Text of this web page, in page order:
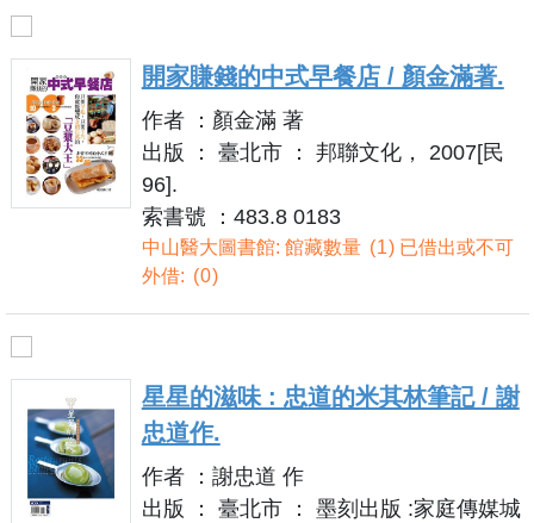
開家賺錢的中式早餐店 / 顏金滿著.
作者 ：顏金滿 著
出版 ： 臺北市 ： 邦聯文化， 2007[民
96].
索書號 ：483.8 0183
中山醫大圖書館: 館藏數量 1 已借出或不可
外借:
0
星星的滋味 : 忠道的米其林筆記 / 謝
忠道作.
作者 ：謝忠道 作
出版 ： 臺北市 ： 墨刻出版 :家庭傳媒城